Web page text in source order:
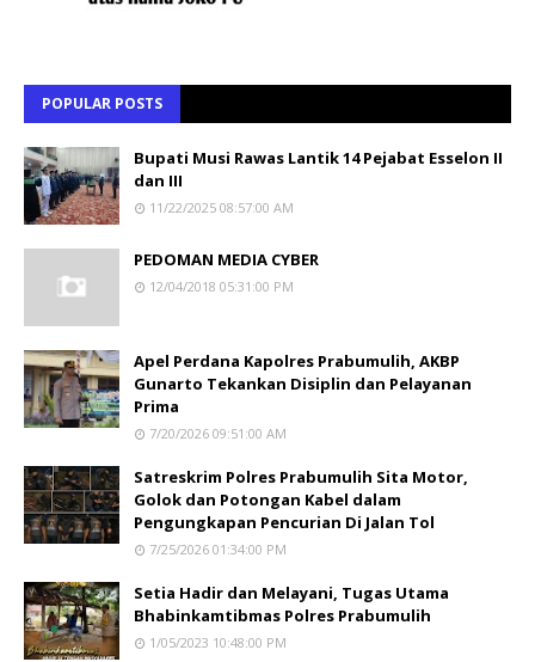
POPULAR POSTS
Bupati Musi Rawas Lantik 14 Pejabat Esselon II
dan III
11/22/2025 08:57:00 AM
PEDOMAN MEDIA CYBER
12/04/2018 05:31:00 PM
Apel Perdana Kapolres Prabumulih, AKBP
Gunarto Tekankan Disiplin dan Pelayanan
Prima
7/20/2026 09:51:00 AM
Satreskrim Polres Prabumulih Sita Motor,
Golok dan Potongan Kabel dalam
Pengungkapan Pencurian Di Jalan Tol
7/25/2026 01:34:00 PM
Setia Hadir dan Melayani, Tugas Utama
Bhabinkamtibmas Polres Prabumulih
1/05/2023 10:48:00 PM